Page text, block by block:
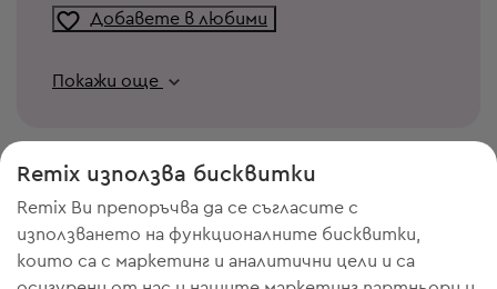
Добавете в любими
Покажи още
Remix използва бисквитки
Remix Ви препоръчва да се съгласите с
използването на функционалните бисквитки,
които са с маркетинг и аналитични цели и са